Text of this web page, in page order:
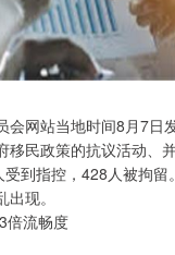
会网站当地时间8月7日
移民政策的抗议活动、
到指控，428人被拘留
现。
倍流畅度